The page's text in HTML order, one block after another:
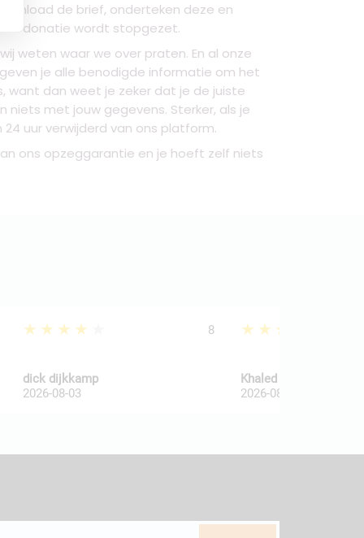
de brief, onderteken deze en
donatie wordt stopgezet.
weten waar we over praten. En al onze
je alle benodigde informatie om het
want dan weet je zeker dat je de juiste
met jouw gegevens. Sterker, als je
uur verwijderd van ons platform.
ons opzeggarantie en je hoeft zelf niets
★★★★★ 8
dick dijkkamp
2026-08-03
★★★★★
Khaled Al Wakaa
2026-08-03